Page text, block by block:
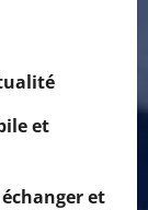
et
et